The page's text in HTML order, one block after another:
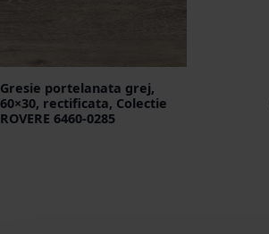
Gresie portelanata grej,
60×30, rectificata, Colectie
ROVERE 6460-0285